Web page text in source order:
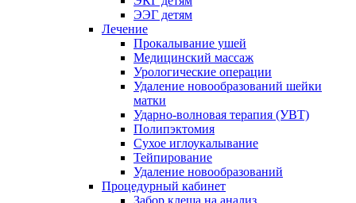
ЭЭГ детям
Лечение
Прокалывание ушей
Медицинский массаж
Урологические операции
Удаление новообразований шейки
матки
Ударно-волновая терапия (УВТ)
Полипэктомия
Сухое иглоукалывание
Тейпирование
Удаление новообразований
Процедурный кабинет
Забор клеща на анализ